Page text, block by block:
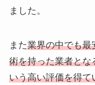
ました。
また業界の中でも最
術を持った業者と
いう高い評価を得て